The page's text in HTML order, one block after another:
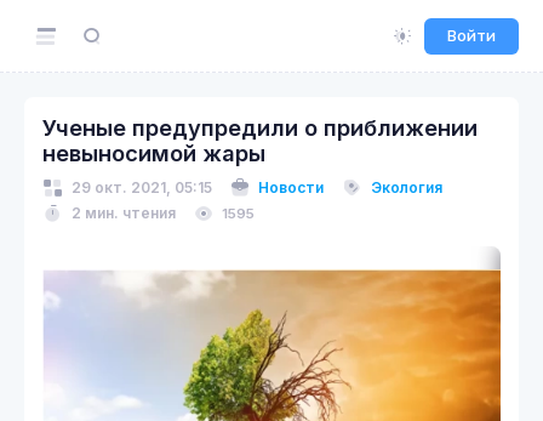
Войти
Ученые предупредили о приближении
невыносимой жары
29 окт. 2021, 05:15 Новости
Экология
2 мин. чтения
1595